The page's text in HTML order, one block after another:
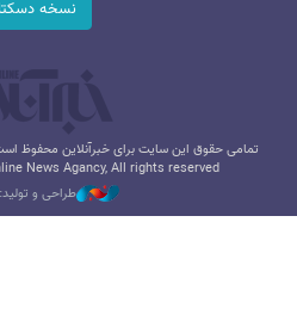
نسخه
تمامی حقوق این سایت برای خبرآنلاین محفوظ
News Agancy, All rights reserved
طراحی و